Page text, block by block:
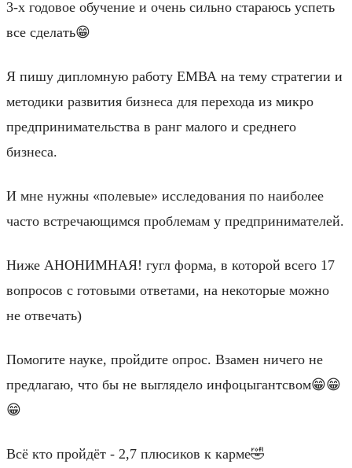
3-х годовое обучение и очень сильно стараюсь успеть
все сделать😁
Я пишу дипломную работу ЕМВА на тему стратегии и
методики развития бизнеса для перехода из микро
предпринимательства в ранг малого и среднего
бизнеса.
И мне нужны «полевые» исследования по наиболее
часто встречающимся проблемам у предпринимателей.
Ниже АНОНИМНАЯ! гугл форма, в которой всего 17
вопросов с готовыми ответами, на некоторые можно
не отвечать)
Помогите науке, пройдите опрос. Взамен ничего не
предлагаю, что бы не выглядело инфоцыгантсвом😁😁
😁
Всё кто пройдёт - 2,7 плюсиков к карме🤣